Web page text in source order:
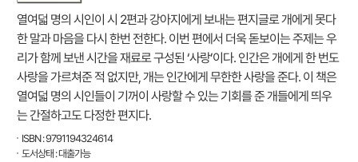
열여덟 명의 시인이 시 2편과 강아지에게 보내는 편지글로 개에게 못다
한 말과 마음을 다시 한번 전한다. 이번 편에서 더욱 돋보이는 주제는 우
리가 함께 보낸 시간을 재료로 구성된 ‘사랑’이다. 인간은 개에게 한 번도
사랑을 가르쳐준 적 없지만, 개는 인간에게 무한한 사랑을 준다. 이 책은
열여덟 명의 시인들이 기꺼이 사랑할 수 있는 기회를 준 개들에게 띄우
는 간절하고도 다정한 편지다.
ISBN : 9791194324614
도서상태 : 대출가능